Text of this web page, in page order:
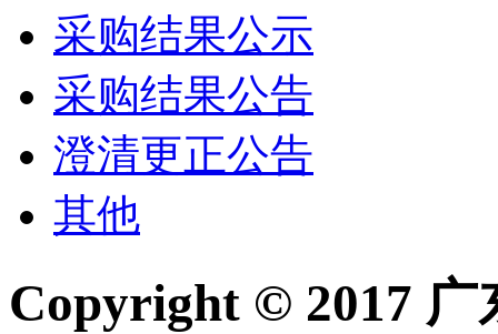
采购结果公示
采购结果公告
澄清更正公告
其他
Copyright © 2017